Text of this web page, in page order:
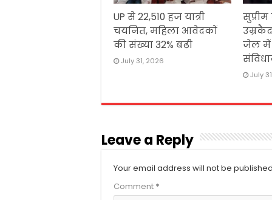
UP से 22,510 हज यात्री
चयनित, महिला आवेदकों
की संख्या 32% बढ़ी
July 31, 2026
जेल में
July
Leave a Reply
Your email address will not be
Comment *